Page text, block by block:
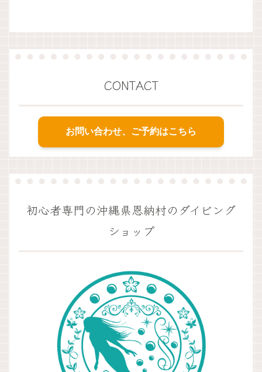
CONTACT
お問い合わせ、ご予約はこちら
初心者専門の沖縄県恩納村のダイビング
ショップ